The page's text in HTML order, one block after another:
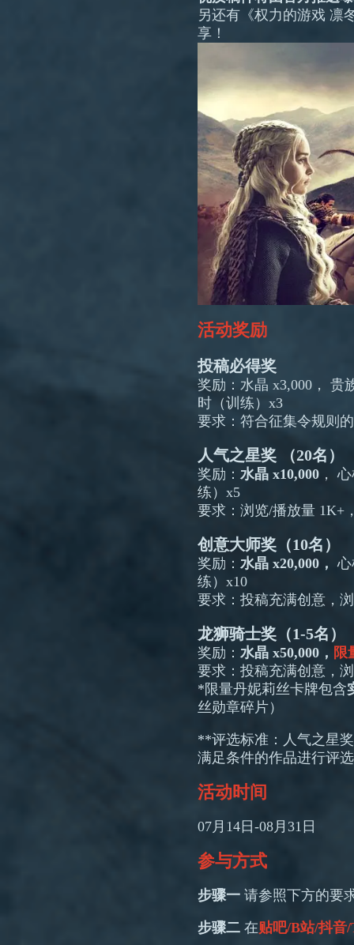
另还有《权力的游戏 凛
享！
活动奖励
投稿必得奖
奖励：水晶 x3,000， 贵
时（训练）x3
要求：符合征集令规则
人气之星奖 （20名）
奖励： 水晶 x10,000 ，
练）x5
要求：浏览/播放量 1K+
创意大师奖（10名）
奖励： 水晶 x20,000， 心
练）x10
要求：投稿充满创意，
龙狮骑士奖（1-5名）
奖励： 水晶 x50,000， 限
要求：投稿充满创意，
*限量丹妮莉丝卡牌包含
丝勋章碎片）
**评选标准：人气之星
满足条件的作品进行评
活动时间
07月14日-08月31日
参与方式
步骤一 请参照下方的要
步骤二 在贴吧/B站/抖音